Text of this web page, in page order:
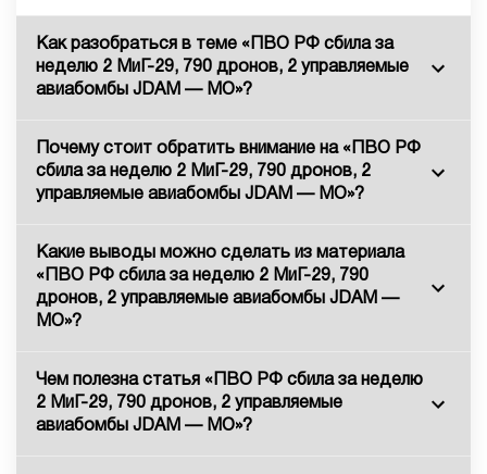
Как разобраться в теме «ПВО РФ сбила за
неделю 2 МиГ-29, 790 дронов, 2 управляемые
авиабомбы JDAM — МО»?
Почему стоит обратить внимание на «ПВО РФ
сбила за неделю 2 МиГ-29, 790 дронов, 2
управляемые авиабомбы JDAM — МО»?
Какие выводы можно сделать из материала
«ПВО РФ сбила за неделю 2 МиГ-29, 790
дронов, 2 управляемые авиабомбы JDAM —
МО»?
Чем полезна статья «ПВО РФ сбила за неделю
2 МиГ-29, 790 дронов, 2 управляемые
авиабомбы JDAM — МО»?